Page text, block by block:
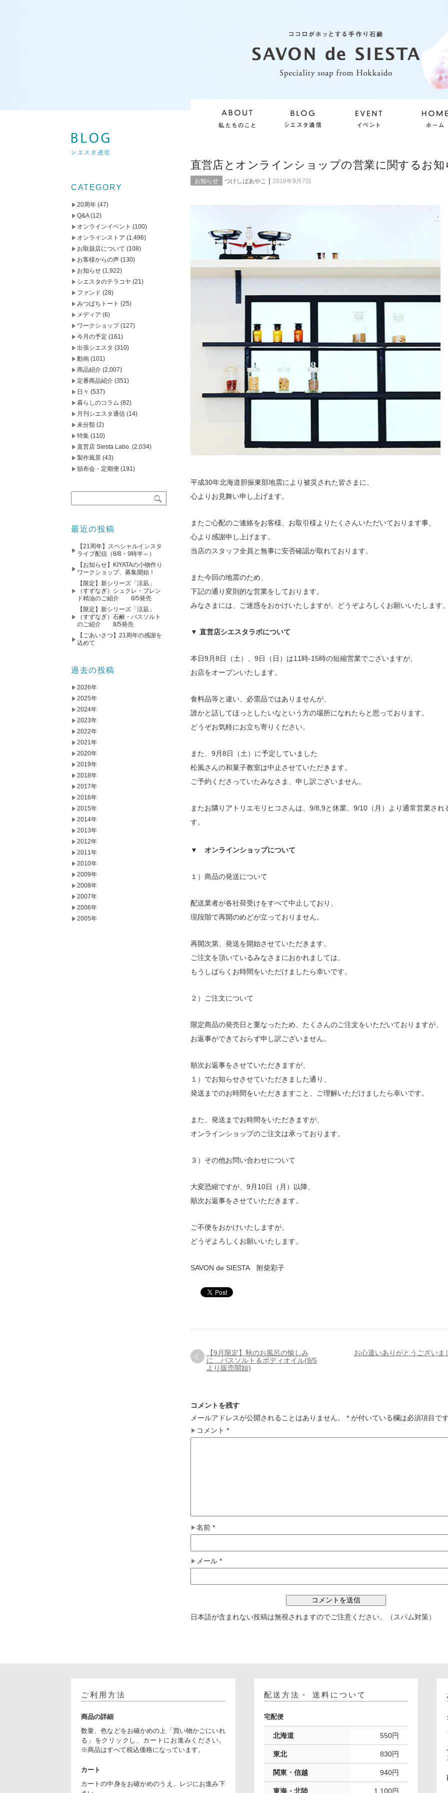
直営店とオンラインショップの営業に関するお知
お知らせ つけしばあやこ | 2018年9月7日
平成30年北海道胆振東部地震により被災された皆さまに、
心よりお見舞い申し上げます。
またご心配のご連絡をお客様、お取引様よりたくさんいただいております事、
心より感謝申し上げます。
当店のスタッフ全員と無事に安否確認が取れております。
また今回の地震のため、
下記の通り変則的な営業をしております。
みなさまには、ご迷惑をおかけいたしますが、どうぞよろしくお願いいたします
▼ 直営店シエスタラボについて
本日9月8日（土）、9日（日）は11時-15時の短縮営業でございますが、
お店をオープンいたします。
食料品等と違い、必需品ではありませんが、
誰かと話してほっとしたいなという方の場所になれたらと思っております。
どうぞお気軽にお立ち寄りください。
また、9月8日（土）に予定していました
松風さんの和菓子教室は中止させていただきます。
ご予約くださっていたみなさま、申し訳ございません。
またお隣りアトリエモリヒコさんは、9/8,9と休業、9/10（月）より通常営業され
す。
▼ オンラインショップについて
１）商品の発送について
配送業者が各社荷受けをすべて中止しており、
現段階で再開のめどが立っておりません。
再開次第、発送を開始させていただきます。
ご注文を頂いているみなさまにおかれましては、
もうしばらくお時間をいただけましたら幸いです。
２）ご注文について
限定商品の発売日と重なったため、たくさんのご注文をいただいておりますが、
お返事ができておらず申し訳ございません。
順次お返事をさせていただきますが、
１）でお知らせさせていただきました通り、
発送までのお時間をいただきますこと、ご理解いただけましたら幸いです。
また、発送までお時間をいただきますが、
オンラインショップのご注文は承っております。
３）その他お問い合わせについて
大変恐縮ですが、9月10日（月）以降、
順次お返事をさせていただきます。
ご不便をおかけいたしますが、
どうぞよろしくお願いいたします。
SAVON de SIESTA 附柴彩子
【9月限定】秋のお風呂の愉しみ
に…バスソルト＆ボディオイル(9/5
より販売開始)
お心遣いありがとうございま
コメントを残す
メールアドレスが公開されることはありません。
*が付いている欄は必須項目で
コメント *
名前 *
メール *
日本語が含まれない投稿は無視されますのでご注意ください。（スパム対策）
CATEGORY
20周年 (47)
Q&A(12)
オンラインイベント (100)
オンラインストア (1,496)
お取扱店について (108)
お客様からの声 (130)
お知らせ (1,922)
シエスタのテラコヤ (21)
ファンド (28)
みつばちトート (25)
メディア (6)
ワークショップ(127)
今月の予定 (161)
出張シエスタ (310)
動画 (101)
商品紹介 (2,007)
定番商品紹介 (351)
日々 (537)
暮らしのコラム (82)
月刊シエスタ通信 (14)
未分類 (2)
特集 (110)
直営店 Siesta Labo. (2,034)
製作風景 (43)
頒布会・定期便 (191)
最近の投稿
【21周年】スペシャルインスタ
ライブ配信（8/8・9時半～）
【お知らせ】KIYATAの小物作り
ワークショップ、募集開始！
【限定】新シリーズ「涼凪」
（すずなぎ）シュクレ・ブレン
ド精油のご紹介 8/5発売
【限定】新シリーズ「涼凪」
（すずなぎ）石鹸・バスソルト
のご紹介 8/5発売
【ごあいさつ】21周年の感謝を
込めて
過去の投稿
2026年
2025年
2024年
2023年
2022年
2021年
2020年
2019年
2018年
2017年
2016年
2015年
2014年
2013年
2012年
2011年
2010年
2009年
2008年
2007年
2006年
2005年
ご利用方法
商品の詳細
数量、色などをお確かめの上「買い物かごにいれ
る」をクリックし、カートにお進みください。
※商品はすべて税込価格になっています。
カート
カートの中身をお確かめのうえ、レジにお進み下
配送方法・ 送料について
宅配便
北海道 550円
東北 830円
関東・信越 940円
東海・北陸 1,100円